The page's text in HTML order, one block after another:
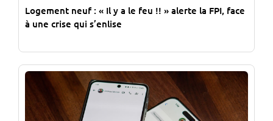
Logement neuf : « Il y a le feu !! » alerte la FPI, face
à une crise qui s’enlise